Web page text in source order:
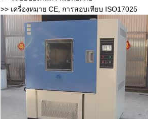
>> เครื่องหมาย CE, การสอบเทียบ ISO17025